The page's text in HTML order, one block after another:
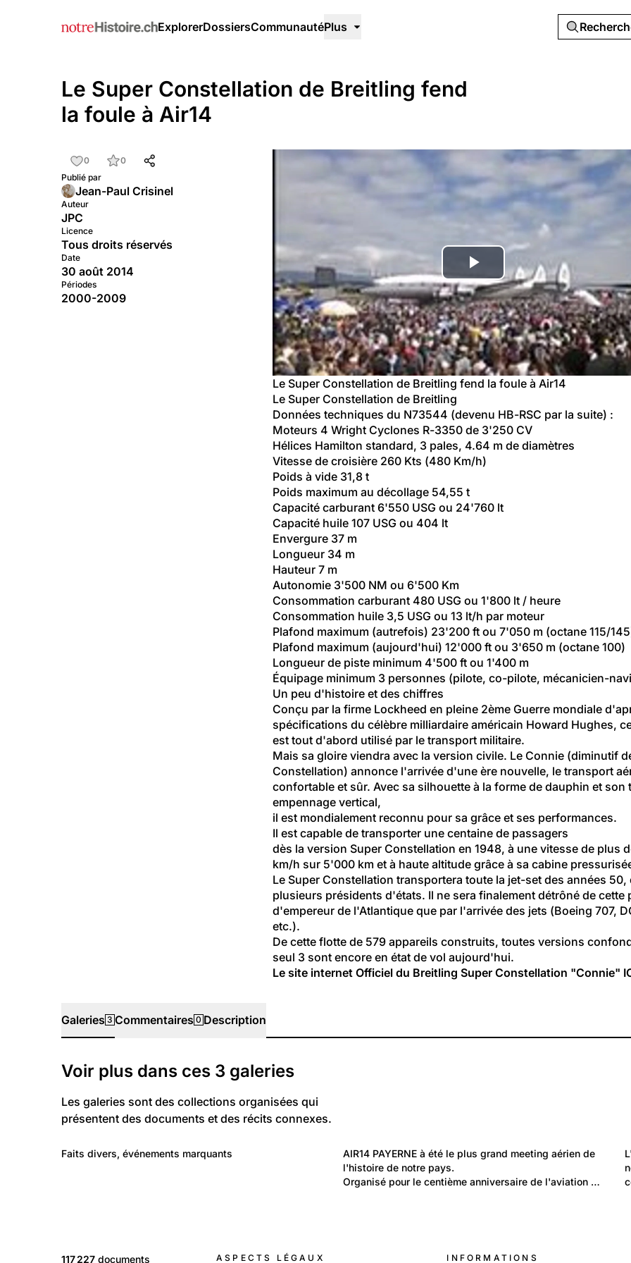
ExplorerDossiersCommunautéPlus
Le Super Constellation de Breitling fend
la foule à Air14
Lire
la
vidéo
Le Super Constellation de Breitling fend la foule à Air14
Le Super Constellation de Breitling
Données techniques du N73544 (devenu HB-RSC par la suite) :
Moteurs 4 Wright Cyclones R-3350 de 3'250 CV
Hélices Hamilton standard, 3 pales, 4.64 m de diamètres
Vitesse de croisière 260 Kts (480 Km/h)
Poids à vide 31,8 t
Poids maximum au décollage 54,55 t
Capacité carburant 6'550 USG ou 24'760 lt
Capacité huile 107 USG ou 404 lt
Envergure 37 m
Longueur 34 m
Hauteur 7 m
Autonomie 3'500 NM ou 6'500 Km
Consommation carburant 480 USG ou 1'800 lt / heure
Consommation huile 3,5 USG ou 13 lt/h par moteur
Plafond maximum (autrefois) 23'200 ft ou 7'050 m (octane 115/
Plafond maximum (aujourd'hui) 12'000 ft ou 3'650 m (octane 100)
Longueur de piste minimum 4'500 ft ou 1'400 m
Équipage minimum 3 personnes (pilote, co-pilote, mécanicien-
Un peu d'histoire et des chiffres
Conçu par la firme Lockheed en pleine 2ème Guerre mondiale
spécifications du célèbre milliardaire américain Howard Hughes,
est tout d'abord utilisé par le transport militaire.
Mais sa gloire viendra avec la version civile. Le Connie (diminutif
Constellation) annonce l'arrivée d'une ère nouvelle, le transport
confortable et sûr. Avec sa silhouette à la forme de dauphin et son
empennage vertical,
il est mondialement reconnu pour sa grâce et ses performances.
Il est capable de transporter une centaine de passagers
dès la version Super Constellation en 1948, à une vitesse de plus
km/h sur 5'000 km et à haute altitude grâce à sa cabine
Le Super Constellation transportera toute la jet-set des années
plusieurs présidents d'états. Il ne sera finalement détrôné de cette
d'empereur de l'Atlantique que par l'arrivée des jets (Boeing 707,
etc.).
De cette flotte de 579 appareils construits, toutes versions
seul 3 sont encore en état de vol aujourd'hui.
Le site internet Officiel du Breitling Super Constellation "Connie"
0
0
Publié par
Jean-Paul Crisinel
Auteur
JPC
Licence
Tous droits réservés
Date
30 août 2014
Périodes
2000-2009
Galeries 3 Commentaires 0 Description
Galeries
Voir plus dans ces 3 galeries
Les galeries sont des collections organisées qui
présentent des documents et des récits connexes.
Politique et Société: Evénements
Faits divers, événements marquants Temps libre et culture: Loisirs
AIR14 Payerne
AIR14 PAYERNE à été le plus grand meeting aérien de
l'histoire de notre pays.
Organisé pour le centième anniversaire de l'aviation …
ASPECTS LÉGAUX INFORMATIONS
117 227 documents